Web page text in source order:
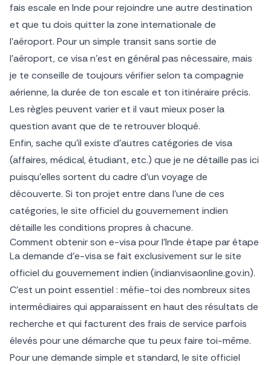
fais escale en Inde pour rejoindre une autre destination
et que tu dois quitter la zone internationale de
l’aéroport. Pour un simple transit sans sortie de
l’aéroport, ce visa n’est en général pas nécessaire, mais
je te conseille de toujours vérifier selon ta compagnie
aérienne, la durée de ton escale et ton itinéraire précis.
Les règles peuvent varier et il vaut mieux poser la
question avant que de te retrouver bloqué.
Enfin, sache qu’il existe d’autres catégories de visa
(affaires, médical, étudiant, etc.) que je ne détaille pas ici
puisqu’elles sortent du cadre d’un voyage de
découverte. Si ton projet entre dans l’une de ces
catégories, le site officiel du gouvernement indien
détaille les conditions propres à chacune.
Comment obtenir son e-visa pour l’Inde étape par étape
La demande d’e-visa se fait exclusivement sur le site
officiel du gouvernement indien (indianvisaonline.gov.in).
C’est un point essentiel : méfie-toi des nombreux sites
intermédiaires qui apparaissent en haut des résultats de
recherche et qui facturent des frais de service parfois
élevés pour une démarche que tu peux faire toi-même.
Pour une demande simple et standard, le site officiel